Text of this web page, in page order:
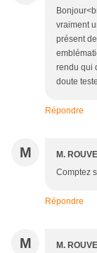
vraiment
présent
rendu qui
doute
Répondre
M M.
Comptez
Répondre
M M.